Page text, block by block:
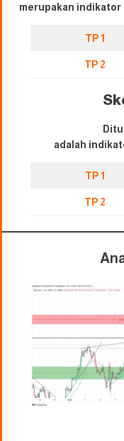
merupakan
TP 1
TP 2
adalah
TP 1
TP 2